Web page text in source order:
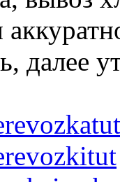
далее